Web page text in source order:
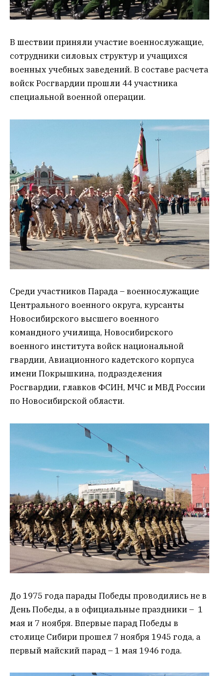
В шествии приняли участие военнослужащие,
сотрудники силовых структур и учащихся
военных учебных заведений. В составе расчета
войск Росгвардии прошли 44 участника
специальной военной операции.
Среди участников Парада – военнослужащие
Центрального военного округа, курсанты
Новосибирского высшего военного
командного училища, Новосибирского
военного института войск национальной
гвардии, Авиационного кадетского корпуса
имени Покрышкина, подразделения
Росгвардии, главков ФСИН, МЧС и МВД России
по Новосибирской области.
До 1975 года парады Победы проводились не в
День Победы, а в официальные праздники – 1
мая и 7 ноября. Впервые парад Победы в
столице Сибири прошел 7 ноября 1945 года, а
первый майский парад – 1 мая 1946 года.